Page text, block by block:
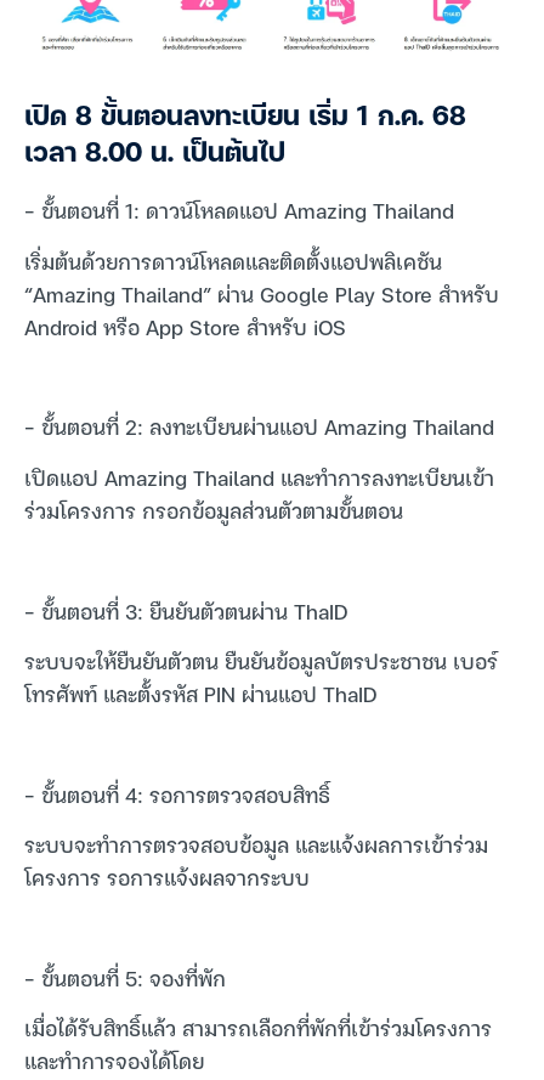
เปิด 8 ขั้นตอนลงทะเบียน เริ่ม 1 ก.ค. 68
เวลา 8.00 น. เป็นต้นไป
– ขั้นตอนที่ 1: ดาวน์โหลดแอป Amazing Thailand
เริ่มต้นด้วยการดาวน์โหลดและติดตั้งแอปพลิเคชัน
“Amazing Thailand” ผ่าน Google Play Store สำหรับ
Android หรือ App Store สำหรับ iOS
– ขั้นตอนที่ 2: ลงทะเบียนผ่านแอป Amazing Thailand
เปิดแอป Amazing Thailand และทำการลงทะเบียนเข้า
ร่วมโครงการ กรอกข้อมูลส่วนตัวตามขั้นตอน
– ขั้นตอนที่ 3: ยืนยันตัวตนผ่าน ThaID
ระบบจะให้ยืนยันตัวตน ยืนยันข้อมูลบัตรประชาชน เบอร์
โทรศัพท์ และตั้งรหัส PIN ผ่านแอป ThaID
– ขั้นตอนที่ 4: รอการตรวจสอบสิทธิ์
ระบบจะทำการตรวจสอบข้อมูล และแจ้งผลการเข้าร่วม
โครงการ รอการแจ้งผลจากระบบ
– ขั้นตอนที่ 5: จองที่พัก
เมื่อได้รับสิทธิ์แล้ว สามารถเลือกที่พักที่เข้าร่วมโครงการ
และทำการจองได้โดย